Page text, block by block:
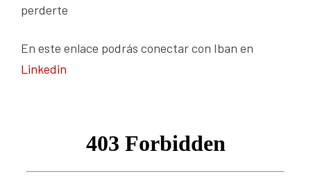
perderte
En este enlace podrás conectar con Iban en
Linkedin